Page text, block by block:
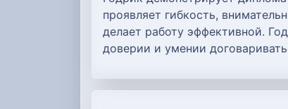
проявляет гибкость,
делает работу эффективной.
доверии и умении